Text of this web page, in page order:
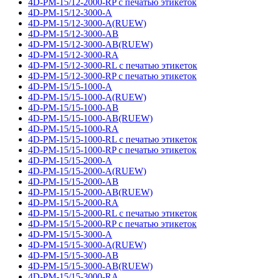
4D-PM-15/12-2000-RP с печатью этикеток
4D-PM-15/12-3000-A
4D-PM-15/12-3000-A(RUEW)
4D-PM-15/12-3000-AB
4D-PM-15/12-3000-AB(RUEW)
4D-PM-15/12-3000-RA
4D-PM-15/12-3000-RL с печатью этикеток
4D-PM-15/12-3000-RP с печатью этикеток
4D-PM-15/15-1000-A
4D-PM-15/15-1000-A(RUEW)
4D-PM-15/15-1000-AB
4D-PM-15/15-1000-AB(RUEW)
4D-PM-15/15-1000-RA
4D-PM-15/15-1000-RL с печатью этикеток
4D-PM-15/15-1000-RP с печатью этикеток
4D-PM-15/15-2000-A
4D-PM-15/15-2000-A(RUEW)
4D-PM-15/15-2000-AB
4D-PM-15/15-2000-AB(RUEW)
4D-PM-15/15-2000-RA
4D-PM-15/15-2000-RL с печатью этикеток
4D-PM-15/15-2000-RP с печатью этикеток
4D-PM-15/15-3000-A
4D-PM-15/15-3000-A(RUEW)
4D-PM-15/15-3000-AB
4D-PM-15/15-3000-AB(RUEW)